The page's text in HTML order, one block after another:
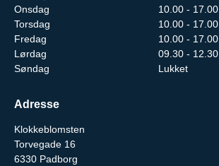
Onsdag
10.00 - 17.00
Torsdag
10.00 - 17.00
Fredag
10.00 - 17.00
Lørdag
09.30 - 12.30
Søndag
Lukket
Adresse
Klokkeblomsten
Torvegade 16
6330 Padborg